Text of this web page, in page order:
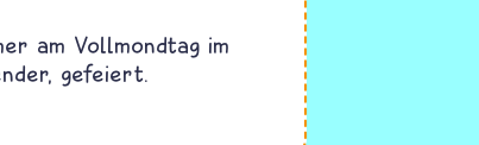
am Vollmondtag im
gefeiert.